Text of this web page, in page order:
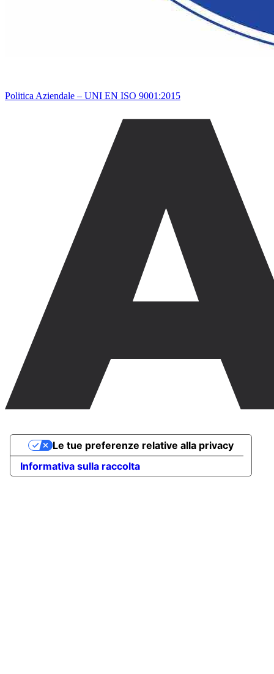
Politica Aziendale – UNI EN ISO 9001:2015
Informativa sulla raccolta
Le tue preferenze relative alla privacy